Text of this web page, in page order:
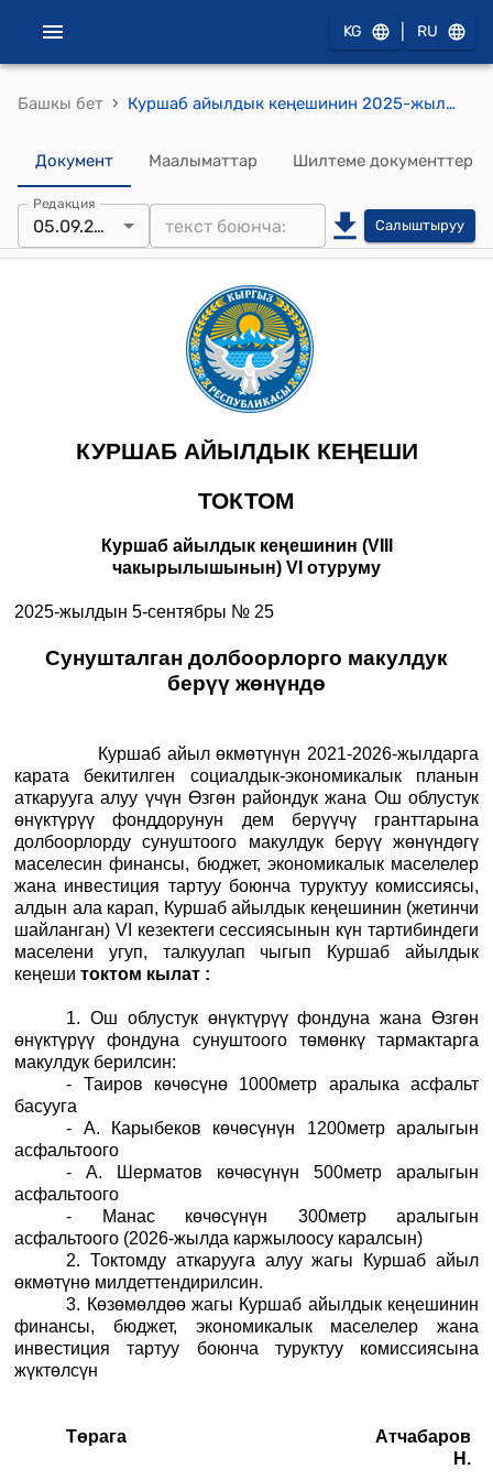
KG RU
Башкы бет › Куршаб айылдык кеңешинин 2025-жылдын 5-сентябры № 25 Сунушталган долбоорлорго макулдук берүү жөнүндө токтому
Документ Маалыматтар Шилтеме документтер
Редакция
05.09.2025 Салыштыруу